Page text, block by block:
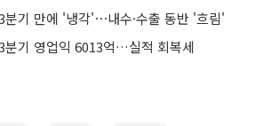
분기 만에 '냉각'⋯내수·수출 동반 '흐림'
분기 영업익 6013억…실적 회복세